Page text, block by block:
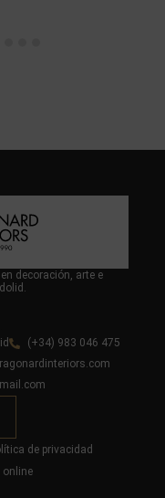
decoración, arte e
(+34) 983 046 475
de privacidad
online